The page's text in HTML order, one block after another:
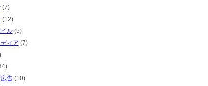
(7)
(12)
ル(5)
ィア (7)
告(10)